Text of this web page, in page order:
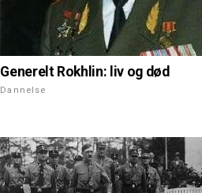
Generelt Rokhlin: liv og død
Dannelse